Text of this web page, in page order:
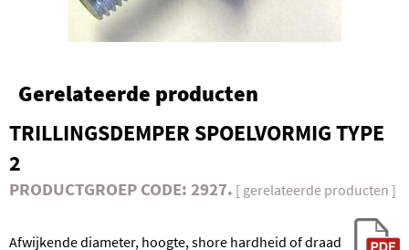
Gerelateerde producten
TRILLINGSDEMPER SPOELVORMIG TYPE
2
PRODUCTGROEP CODE: 2927. [ gerelateerde producten ]
Afwijkende diameter, hoogte, shore hardheid of draad